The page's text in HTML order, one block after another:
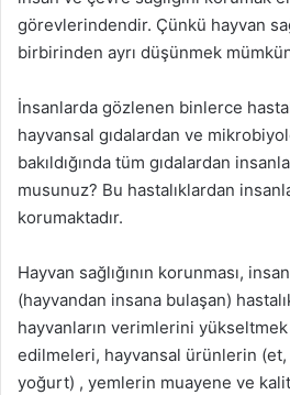
görevlerindendir. Çünkü hayvan
birbirinden ayrı düşünmek
İnsanlarda gözlenen binlerce
hayvansal gıdalardan ve
bakıldığında tüm gıdalardan
musunuz? Bu hastalıklardan
korumaktadır.
Hayvan sağlığının korunması,
(hayvandan insana bulaşan)
hayvanların verimlerini
edilmeleri, hayvansal ürünlerin
yoğurt) , yemlerin muayene ve